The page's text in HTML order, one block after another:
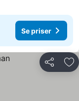
Se priser
Dela